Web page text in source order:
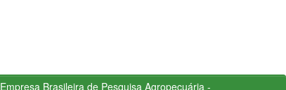
Empresa Brasileira de Pesquisa Agropecuária -